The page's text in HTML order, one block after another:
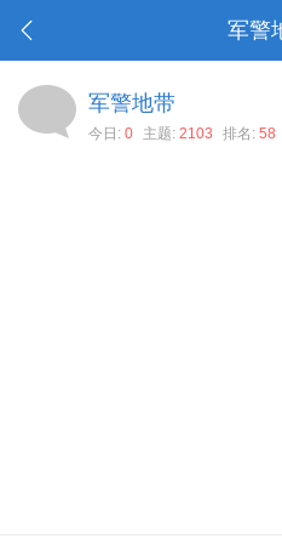
军警
军警地带
今日: 0 主题: 2103 排名: 58